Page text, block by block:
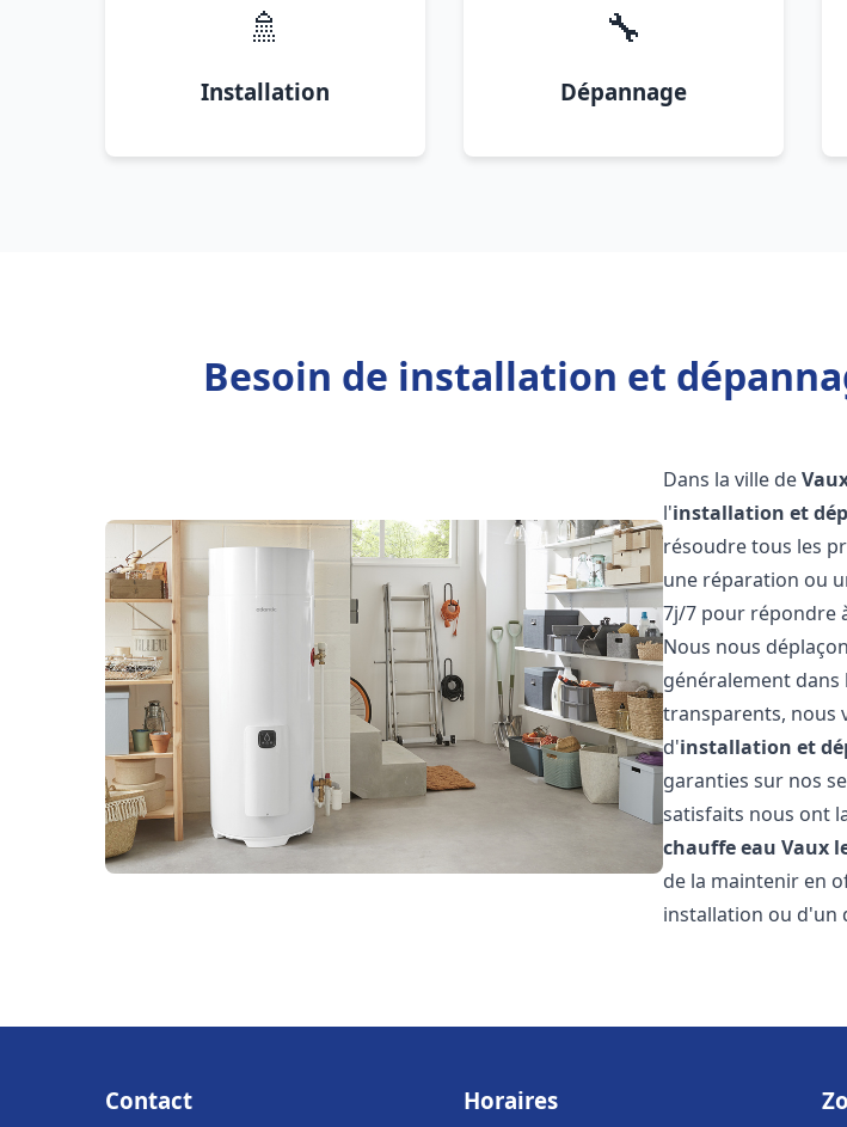
🚿
Installation
🔧
Dépannage
Besoin de installation et
Dans la ville de
l'installation et
résoudre tous les
une réparation ou
7j/7 pour répondre
Nous nous
généralement
transparents, nous
d'installation et
garanties sur nos
satisfaits nous ont
chauffe eau Vaux
de la maintenir en
installation ou d'un
Contact Horaires